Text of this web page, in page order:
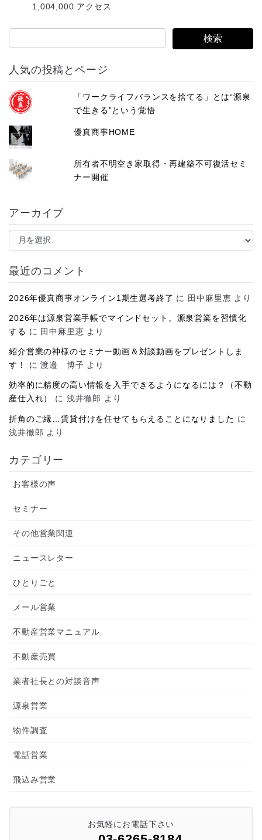
1,004,000 アクセス
人気の投稿とページ
「ワークライフバランスを捨てる」とは“源泉
で生きる”という覚悟
優真商事HOME
所有者不明空き家取得・再建築不可復活セミ
ナー開催
アーカイブ
ア
イ
ブ
最近のコメント
2026年優真商事オンライン1期生選考終了 に 田中麻里恵 より
2026年は源泉営業手帳でマインドセット。源泉営業を習慣化
する に 田中麻里恵 より
紹介営業の神様のセミナー動画＆対談動画をプレゼントしま
す！
に渡邉 博子 より
効率的に精度の高い情報を入手できるようになるには？（不動
産仕入れ）
に 浅井徹郎 より
折角のご縁…賃貸付けを任せてもらえることになりました に
浅井徹郎 より
カテゴリー
お客様の声
セミナー
その他営業関連
ニュースレター
ひとりごと
メール営業
不動産営業マニュアル
不動産売買
業者社長との対談音声
源泉営業
物件調査
電話営業
飛込み営業
お気軽にお電話下さい